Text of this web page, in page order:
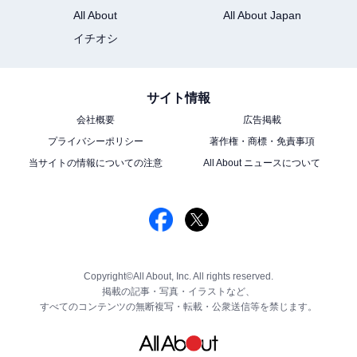
All About
All About Japan
イチオシ
サイト情報
会社概要
広告掲載
プライバシーポリシー
著作権・商標・免責事項
当サイトの情報についての注意
All About ニュースについて
Copyright©All About, Inc. All rights reserved.
掲載の記事・写真・イラストなど、
すべてのコンテンツの無断複写・転載・公衆送信等を禁じます。